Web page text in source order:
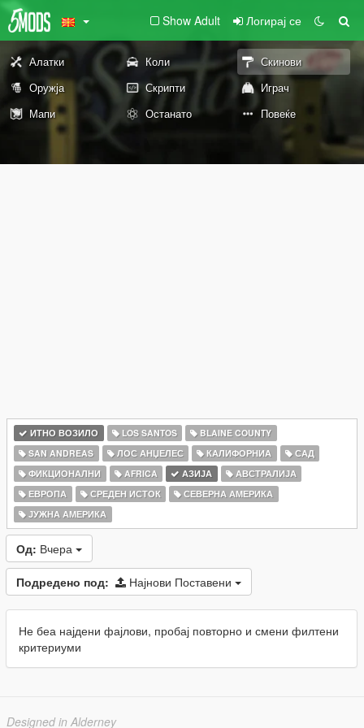
Show Adult Логирај се
Алатки Коли
Скинови
Оружја
Скрипти
Играч
Мапи
Останато Повеќе
ИТНО ВОЗИЛО LOS SANTOS
BLAINE COUNTY
SAN ANDREAS
ЛОС АНЏЕЛЕС КАЛИФОРНИА
САД
ФИКЦИОНАЛНИ
AFRICA АЗИЈА
АВСТРАЛИЈА
ЕВРОПА
СРЕДЕН ИСТОК
СЕВЕРНА АМЕРИКА
ЈУЖНА АМЕРИКА
Од: Вчера
Подредено под: Најнови Поставени
Не беа најдени фајлови, пробај повторно и смени филтени
критериуми
Designed in Alderney